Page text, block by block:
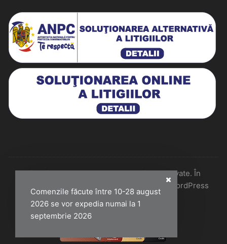
Comenzile făcute între 10-28 august
2026 se vor expedia numai la 1
septembrie 2026
Historiarum 2026 - Toate drepturile rezervate. În
colaborare cu Perfect Pixel & Mentenanță WordPress